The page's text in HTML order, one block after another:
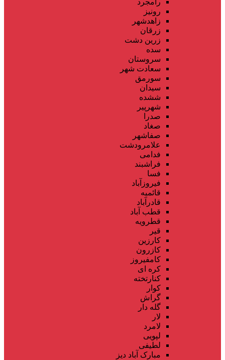
رونیز
زاهدشهر
زرقان
زرین دشت
سده
سروستان
سعادت شهر
سورمق
سیدان
ششده
شهرپیر
صدرا
صغاد
صفاشهر
علامرودشت
فدامی
فراشبند
فسا
فیروزآباد
قائمیه
قادرآباد
قطب آباد
قطرویه
قیر
کارزین
کازرون
کامفیروز
کره ای
کنارتخته
کوار
گراش
گله دار
لار
لامرد
لپویی
لطیفی
مبارک آباد دیز